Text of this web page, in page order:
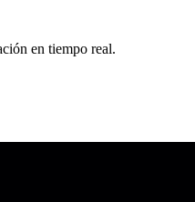
en tiempo real.